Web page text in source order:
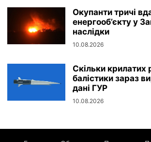
Окупанти тричі
енергооб’єкту у
наслідки
10.08.2026
Скільки крилатих
балістики зараз
дані ГУР
10.08.2026